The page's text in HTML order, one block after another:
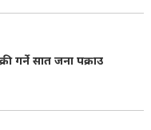
गर्ने सात जना पक्राउ